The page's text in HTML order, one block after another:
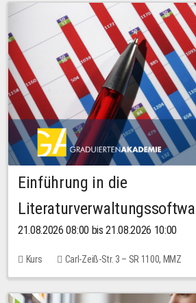
Einführung in die
21.08.2026 08:00 bis 21.08.2026 10:00
Kurs Carl-Zeiß-Str. 3 – SR 1100, MMZ
10,00 EUR